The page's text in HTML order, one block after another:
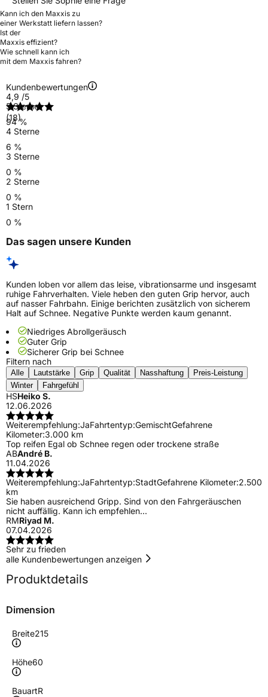
Kann ich den Maxxis zu
einer Werkstatt liefern lassen?
Ist der
Maxxis effizient?
Wie schnell kann ich
mit dem Maxxis fahren?
Kundenbewertungen
4,9 /5
(18)
5 Sterne
94 %
4 Sterne
6 %
3 Sterne
0 %
2 Sterne
0 %
1 Stern
0 %
Das sagen unsere Kunden
Kunden loben vor allem das leise, vibrationsarme und insgesamt
ruhige Fahrverhalten. Viele heben den guten Grip hervor, auch
auf nasser Fahrbahn. Einige berichten zusätzlich von sicherem
Halt auf Schnee. Negative Punkte werden kaum genannt.
Niedriges Abrollgeräusch
Guter Grip
Sicherer Grip bei Schnee
Filtern nach
Alle Lautstärke Grip Qualität Nasshaftung
Preis-Leistung
Winter
Fahrgefühl
HSHeiko S.
12.06.2026
Weiterempfehlung:JaFahrtentyp:GemischtGefahrene
Kilometer:3.000 km
Top reifen Egal ob Schnee regen oder trockene straße
ABAndré B.
11.04.2026
Weiterempfehlung:JaFahrtentyp:StadtGefahrene Kilometer:2.500
km
Sie haben ausreichend Gripp. Sind von den Fahrgeräuschen
nicht auffällig. Kann ich empfehlen...
RMRiyad M.
07.04.2026
Sehr zu frieden
alle Kundenbewertungen anzeigen
Produktdetails
Dimension
Breite215
Höhe60
BauartR